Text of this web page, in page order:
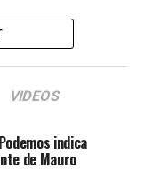
comentário.
do Judiciário
por um período
VIDEOS
indica
de Mauro